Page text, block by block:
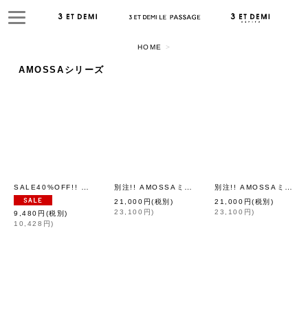
HOME >
AMOSSAシリーズ
[Dot
9,480 円 (税別)
10,428 円)
21,000 円(税別)
23,100 円)
21,000 円(税別)
23,100 円)